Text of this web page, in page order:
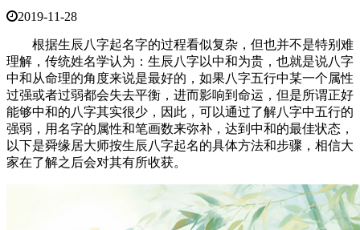
2019-11-28
根据生辰八字起名字的过程看似复杂，但也并不是特别难
理解，传统姓名学认为：生辰八字以中和为贵，也就是说八字
中和从命理的角度来说是最好的，如果八字五行中某一个属性
过强或者过弱都会失去平衡，进而影响到命运，但是所谓正好
能够中和的八字其实很少，因此，可以通过了解八字中五行的
强弱，用名字的属性和笔画数来弥补，达到中和的最佳状态，
以下是舜缘居大师按生辰八字起名的具体方法和步骤，相信大
家在了解之后会对其有所收获。